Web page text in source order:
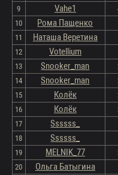
9
Vahe1
10
Рома Пащенко
11
Наташа Веретина
12
Votellium
13
Snooker_man
14
Snooker_man
15
Колёк
16
Колёк
17
Ssssss_
18
Ssssss_
19
MELNIK_77
20
Ольга Батыгина